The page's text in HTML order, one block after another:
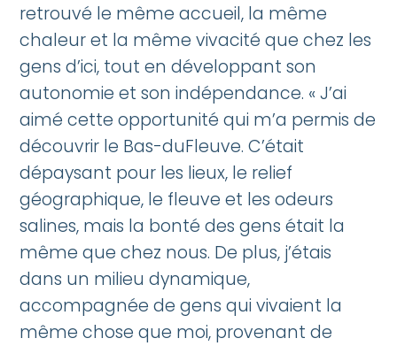
retrouvé le même accueil, la même
chaleur et la même vivacité que chez les
gens d’ici, tout en développant son
autonomie et son indépendance. « J’ai
aimé cette opportunité qui m’a permis de
découvrir le Bas-duFleuve. C’était
dépaysant pour les lieux, le relief
géographique, le fleuve et les odeurs
salines, mais la bonté des gens était la
même que chez nous. De plus, j’étais
dans un milieu dynamique,
accompagnée de gens qui vivaient la
même chose que moi, provenant de